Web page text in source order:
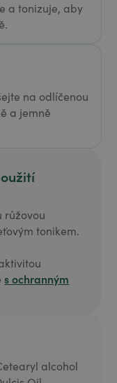
a tonizuje, aby
na odlíčenou
a jemně
růžovou
tonikem.
s ochranným
alcohol